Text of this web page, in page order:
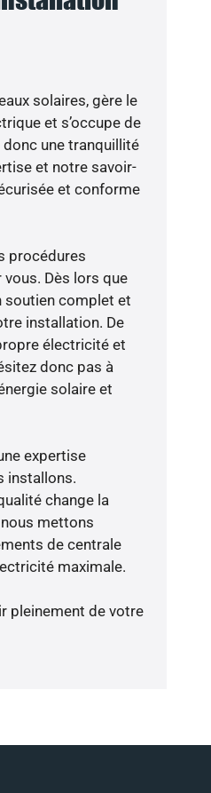
solaires, gère le
et s’occupe de
une tranquillité
et notre savoir-
et conforme
procédures
Dès lors que
soutien complet et
installation. De
électricité et
donc pas à
solaire et
expertise
installons.
change la
mettons
de centrale
maximale.
pleinement de votre